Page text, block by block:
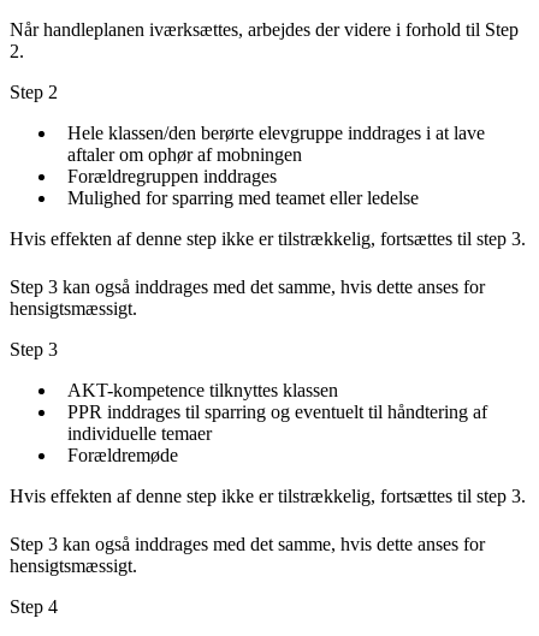
Når handleplanen iværksættes, arbejdes der videre i forhold til Step
2.
Step 2
Hele klassen/den berørte elevgruppe inddrages i at lave
aftaler om ophør af mobningen
Forældregruppen inddrages
Mulighed for sparring med teamet eller ledelse
Hvis effekten af denne step ikke er tilstrækkelig, fortsættes til step 3.
Step 3 kan også inddrages med det samme, hvis dette anses for
hensigtsmæssigt.
Step 3
AKT-kompetence tilknyttes klassen
PPR inddrages til sparring og eventuelt til håndtering af
individuelle temaer
Forældremøde
Hvis effekten af denne step ikke er tilstrækkelig, fortsættes til step 3.
Step 3 kan også inddrages med det samme, hvis dette anses for
hensigtsmæssigt.
Step 4